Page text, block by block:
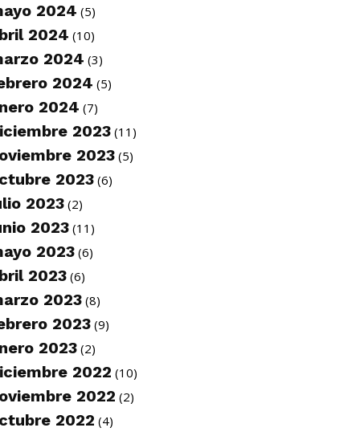
2024 (5)
2024 (10)
2024 (3)
2024 (5)
2024 (7)
2023(11)
2023(5)
2023 (6)
2023 (2)
2023(11)
2023(6)
2023(6)
2023 (8)
2023 (9)
2023 (2)
2022 (10)
2022 (2)
2022 (4)